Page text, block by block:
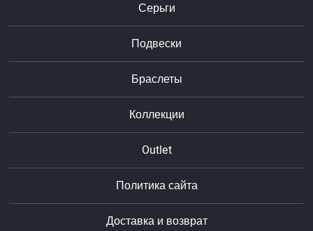
Серьги
Подвески
Браслеты
Коллекции
Outlet
Политика сайта
Доставка и возврат